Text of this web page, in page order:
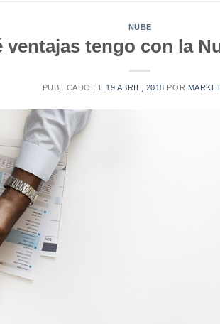
NUBE
ventajas tengo con la
PUBLICADO EL 19 ABRIL, 2018 POR